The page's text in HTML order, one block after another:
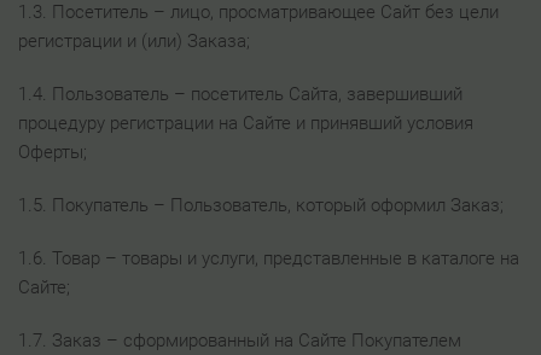
1.3. Посетитель – лицо, просматривающее Сайт без цели
регистрации и (или) Заказа;
1.4. Пользователь – посетитель Сайта, завершивший
процедуру регистрации на Сайте и принявший условия
Оферты;
1.5. Покупатель – Пользователь, который оформил Заказ;
1.6. Товар – товары и услуги, представленные в каталоге на
Сайте;
1.7. Заказ – сформированный на Сайте Покупателем